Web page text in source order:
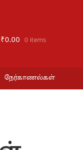
₹0.00 0 items
நேர்காணல்கள்